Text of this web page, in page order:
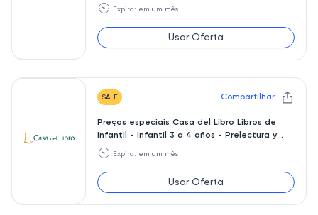
enciclo
🕥 Expira: em um mês
Usar Oferta
SALE Compartilhar
Preços especiais Casa del Libro Libros de
Infantil - Infantil 3 a 4 años - Prelectura y
preescritura
🕥 Expira: em um mês
Usar Oferta